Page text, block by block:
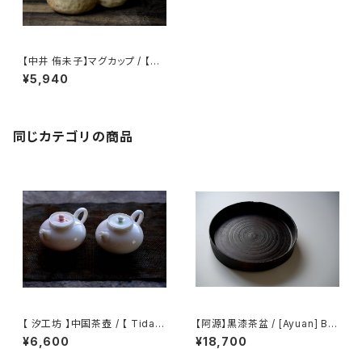
【中井 侑未子】マグカップ / 【Na
kai Yumiko】mug
¥5,940
同じカテゴリの商品
【 汐工坊 】中国茶壺 / 【 Tidal
Atelier 】Chinese teapot
¥6,600
【阿源】黒漆茶盆 / [Ayuan] Bla
ck Lacquer Tea Tray
¥18,700